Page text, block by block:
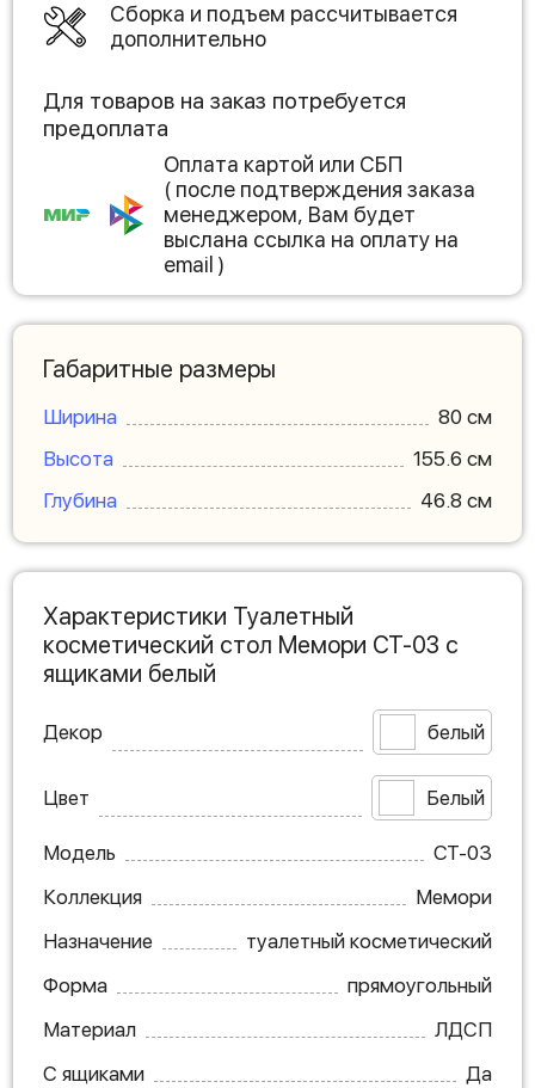
Сборка и подъем рассчитывается
дополнительно
Для товаров на заказ потребуется
предоплата
Оплата картой или СБП
( после подтверждения заказа
менеджером, Вам будет
выслана ссылка на оплату на
email )
Габаритные размеры
Ширина
80 см
Высота
155.6 см
Глубина
46.8 см
Характеристики Туалетный
косметический стол Мемори СТ-03 с
ящиками белый
Декор белый
Цвет Белый
Модель
СТ-03
Коллекция
Мемори
Назначение
туалетный косметический
Форма
прямоугольный
Материал
ЛДСП
С ящиками
Да